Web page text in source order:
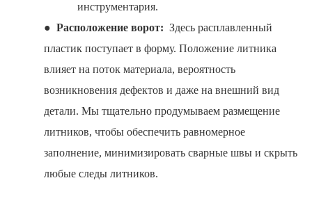
инструментария.
● Расположение ворот: Здесь расплавленный
пластик поступает в форму. Положение литника
влияет на поток материала, вероятность
возникновения дефектов и даже на внешний вид
детали. Мы тщательно продумываем размещение
литников, чтобы обеспечить равномерное
заполнение, минимизировать сварные швы и скрыть
любые следы литников.